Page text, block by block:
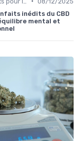
inédits du CBD
mental et